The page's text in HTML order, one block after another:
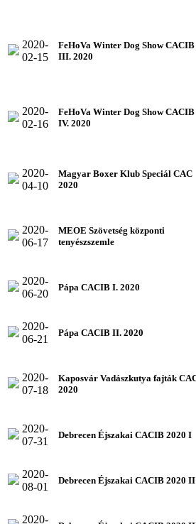
2020-
02-15
FeHoVa Winter Dog Show CACIB
III. 2020
2020-
02-16
FeHoVa Winter Dog Show CACIB
IV. 2020
2020-
04-10
Magyar Boxer Klub Speciál CAC
2020
2020-
06-17
MEOE Szövetség központi
tenyészszemle
2020-
06-20
Pápa CACIB I. 2020
2020-
06-21
Pápa CACIB II. 2020
2020-
07-18
Kaposvár Vadászkutya fajták
2020
2020-
07-31
Debrecen Éjszakai CACIB 2020 I
2020-
08-01
Debrecen Éjszakai CACIB 2020 II
2020-